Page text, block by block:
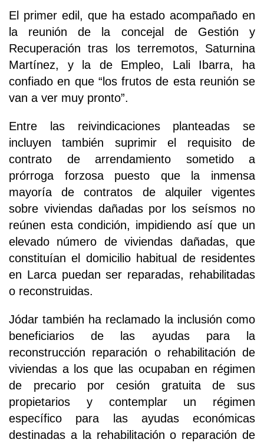
El primer edil, que ha estado acompañado en
la reunión de la concejal de Gestión y
Recuperación tras los terremotos, Saturnina
Martínez, y la de Empleo, Lali Ibarra, ha
confiado en que “los frutos de esta reunión se
van a ver muy pronto”.
Entre las reivindicaciones planteadas se
incluyen también suprimir el requisito de
contrato de arrendamiento sometido a
prórroga forzosa puesto que la inmensa
mayoría de contratos de alquiler vigentes
sobre viviendas dañadas por los seísmos no
reúnen esta condición, impidiendo así que un
elevado número de viviendas dañadas, que
constituían el domicilio habitual de residentes
en Larca puedan ser reparadas, rehabilitadas
o reconstruidas.
Jódar también ha reclamado la inclusión como
beneficiarios de las ayudas para la
reconstrucción reparación o rehabilitación de
viviendas a los que las ocupaban en régimen
de precario por cesión gratuita de sus
propietarios y contemplar un régimen
específico para las ayudas económicas
destinadas a la rehabilitación o reparación de